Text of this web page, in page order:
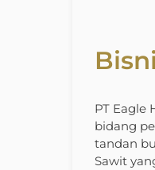
PT Eagle
bidang
tandan
Sawit